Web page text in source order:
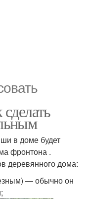
в доме будет
фронтона .
деревянного дома:
— обычно он